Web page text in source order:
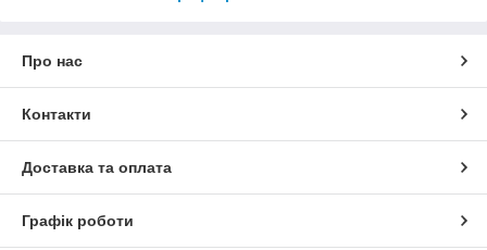
Про нас
Контакти
Доставка та оплата
Графік роботи